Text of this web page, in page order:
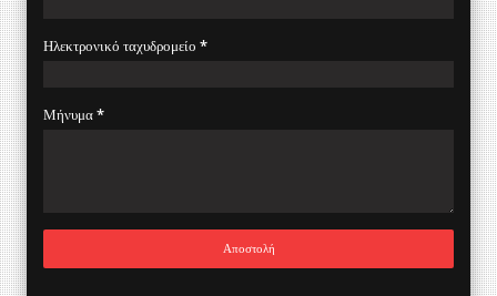
Ηλεκτρονικό ταχυδρομείο *
Μήνυμα*